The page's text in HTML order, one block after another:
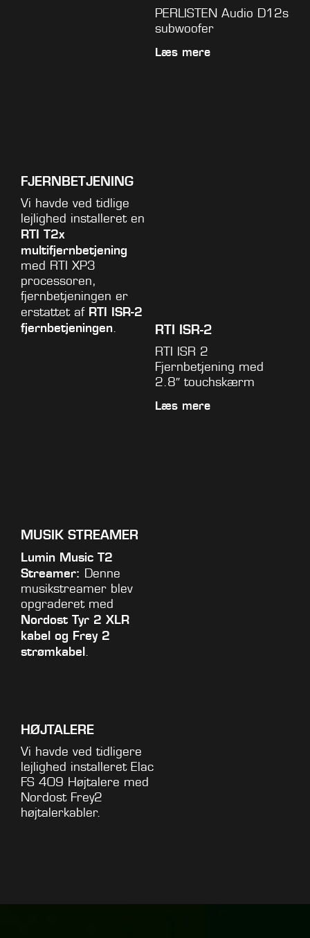
PERLISTEN Audio D12s
subwoofer
Læs mere
FJERNBETJENING
Vi havde ved tidlige
lejlighed installeret en
RTI T2x
multifjernbetjening
med RTI XP3
processoren,
fjernbetjeningen er
erstattet af RTI ISR-2
fjernbetjeningen. RTI ISR-2
RTI ISR 2
Fjernbetjening med
2.8″ touchskærm
Læs mere
MUSIK STREAMER
Lumin Music T2
Streamer: Denne
musikstreamer blev
opgraderet med
Nordost Tyr 2 XLR
kabel og Frey 2
strømkabel.
HØJTALERE
Vi havde ved tidligere
lejlighed installeret Elac
FS 409 Højtalere med
Nordost Frey2
højtalerkabler.